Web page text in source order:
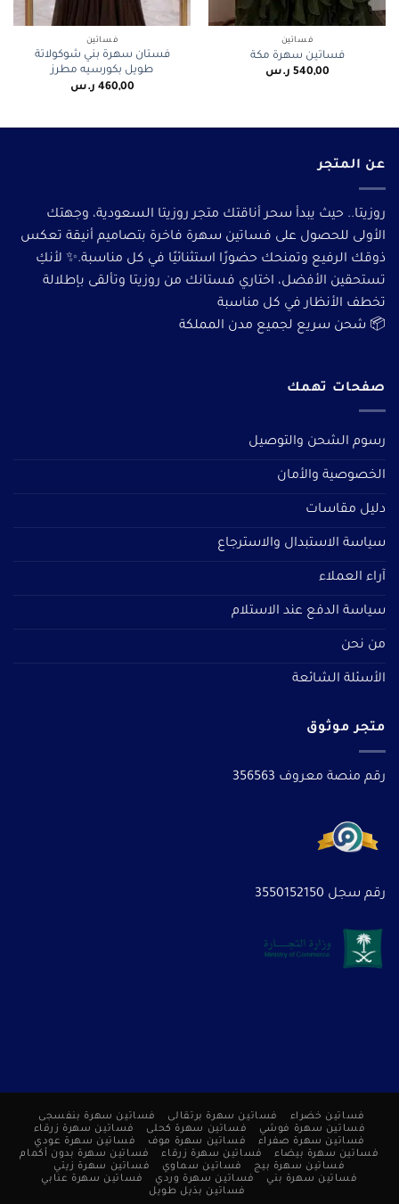
فساتين
فساتين سهرة مكة
540,00 ر.س
فساتين
فستان سهرة بني شوكولاتة
طويل بكورسيه مطرز
460,00 ر.س
عن المتجر
روزيتا.. حيث يبدأ سحر أناقتك متجر روزيتا السعودية، وجهتك
الأولى للحصول على فساتين سهرة فاخرة بتصاميم أنيقة تعكس
ذوقك الرفيع وتمنحك حضورًا استثنائيًا في كل مناسبة.✨ لأنكِ
تستحقين الأفضل، اختاري فستانك من روزيتا وتألقى بإطلالة
تخطف الأنظار في كل مناسبة
📦 شحن سريع لجميع مدن المملكة
صفحات تهمك
رسوم الشحن والتوصيل
الخصوصية والأمان
دليل مقاسات
سياسة الاستبدال والاسترجاع
آراء العملاء
سياسة الدفع عند الاستلام
من نحن
الأسئلة الشائعة
متجر موثوق
رقم منصة معروف 356563
رقم سجل 3550152150
فساتين خضراء فساتين سهرة برتقالى
فساتين سهرة بنفسجى
فساتين سهرة فوشي
فساتين سهرة كحلى
فساتين سهرة زرقاء
فساتين سهرة صفراء
فساتين سهرة موف
فساتين سهرة عودي
فساتين سهرة بيضاء
فساتين سهرة زرقاء
فساتين سهرة بدون أكمام
فساتين سهرة بيج
فساتين سماوي
فساتين سهرة زيتي
فساتين سهرة بني
فساتين سهرة وردي
فساتين سهرة عنابي
فساتين بذيل طويل